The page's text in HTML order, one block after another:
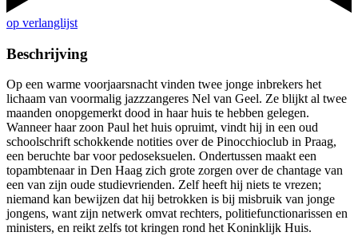
op verlanglijst
Beschrijving
Op een warme voorjaarsnacht vinden twee jonge inbrekers het
lichaam van voormalig jazzzangeres Nel van Geel. Ze blijkt al twee
maanden onopgemerkt dood in haar huis te hebben gelegen.
Wanneer haar zoon Paul het huis opruimt, vindt hij in een oud
schoolschrift schokkende notities over de Pinocchioclub in Praag,
een beruchte bar voor pedoseksuelen. Ondertussen maakt een
topambtenaar in Den Haag zich grote zorgen over de chantage van
een van zijn oude studievrienden. Zelf heeft hij niets te vrezen;
niemand kan bewijzen dat hij betrokken is bij misbruik van jonge
jongens, want zijn netwerk omvat rechters, politiefunctionarissen en
ministers, en reikt zelfs tot kringen rond het Koninklijk Huis.